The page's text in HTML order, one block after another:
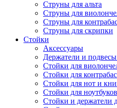
Струны для альта
Струны для
Струны для
Струны для скрипки
Стойки
Аксессуары
Держатели и подвесы
Стойки для
Стойки для
Стойки для нот и
Стойки для ноутбуков
Стойки и держатели